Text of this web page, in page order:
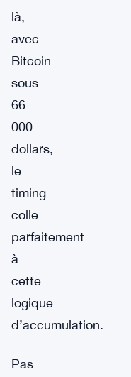
là,
avec
Bitcoin
sous
66
000
dollars,
le
timing
colle
parfaitement
à
cette
logique
d’accumulation.
Pas